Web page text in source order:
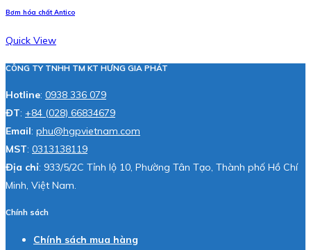
Bơm hóa chất Antico
Quick View
CÔNG TY TNHH TM KT HƯNG GIA PHÁT
Hotline: 0938 336 079
ĐT: +84 (028) 66834679
Email: phu@hgpvietnam.com
MST: 0313138119
Địa chỉ: 933/5/2C Tỉnh lộ 10, Phường Tân Tạo, Thành phố Hồ Chí
Minh, Việt Nam.
Chính sách
Chính sách mua hàng